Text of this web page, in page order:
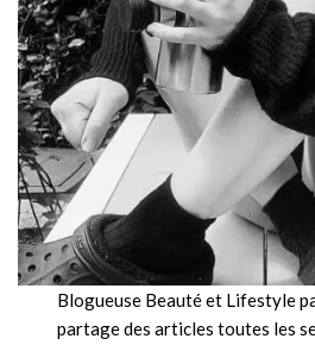
Blogueuse Beauté et Lifestyle
partage des articles toutes les